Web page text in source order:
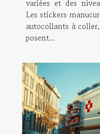
variées et des
Les stickers
autocollants à
posent...